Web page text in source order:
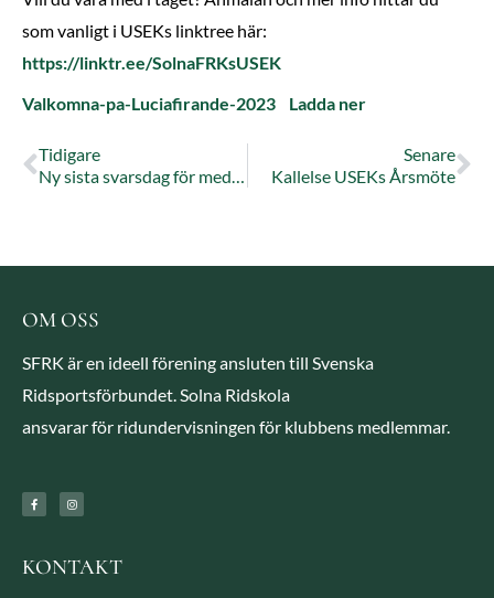
som vanligt i USEKs linktree här:
https://linktr.ee/SolnaFRKsUSEK
Valkomna-pa-Luciafirande-2023
Ladda ner
Tidigare
Ny sista svarsdag för medlemsenkäten 2023
Senare
Kallelse USEKs Årsmöte
OM OSS
SFRK är en ideell förening ansluten till Svenska
Ridsportsförbundet. Solna Ridskola
ansvarar för ridundervisningen för klubbens medlemmar.
KONTAKT